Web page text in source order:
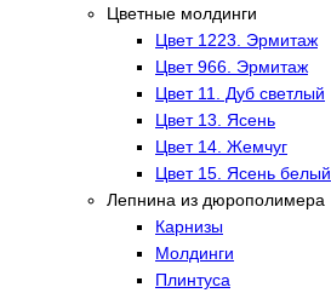
Цветные молдинги
Цвет 1223. Эрмитаж
Цвет 966. Эрмитаж
Цвет 11. Дуб светлый
Цвет 13. Ясень
Цвет 14. Жемчуг
Цвет 15. Ясень белый
Лепнина из дюрополимера
Карнизы
Молдинги
Плинтуса